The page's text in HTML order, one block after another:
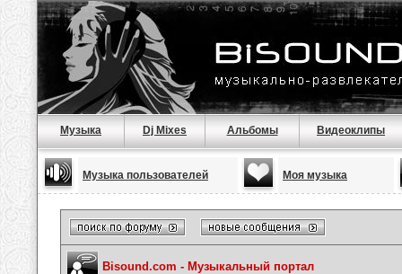
Музыка Dj Mixes Альбомы Видеоклипы
Музыка пользователей Моя музыка
Bisound.com - Музыкальный портал